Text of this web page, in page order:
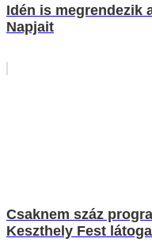
Idén is megrendezik
Napjait
Csaknem száz
Keszthely Fest